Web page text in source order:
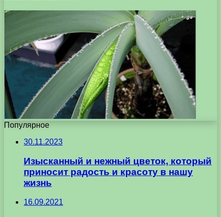
Популярное
30.11.2023
Изысканный и нежный цветок, который
приносит радость и красоту в нашу
жизнь
16.09.2021